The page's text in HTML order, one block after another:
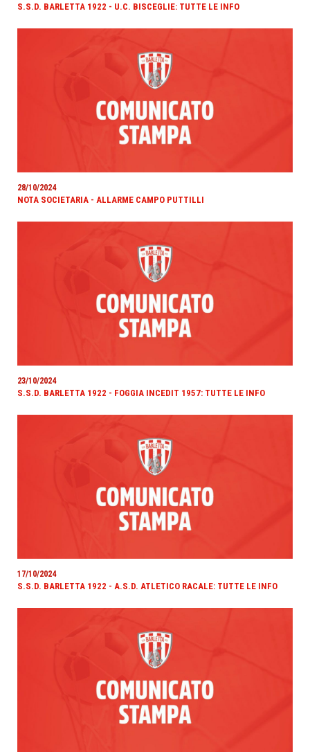
S.S.D. BARLETTA 1922 - U.C. BISCEGLIE: TUTTE LE INFO
28/10/2024
NOTA SOCIETARIA - ALLARME CAMPO PUTTILLI
23/10/2024
S.S.D. BARLETTA 1922 - FOGGIA INCEDIT 1957: TUTTE LE INFO
17/10/2024
S.S.D. BARLETTA 1922 - A.S.D. ATLETICO RACALE: TUTTE LE INFO